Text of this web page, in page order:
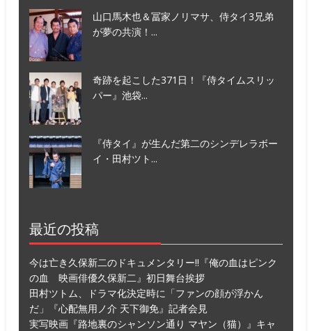
山口馬木也＆冨家ノリマサ、侍タイ3兄弟
が夢の共演！...
奇跡を起こした371日！『侍タイムスリッ
パー』池袋...
『侍タイ』が生んだ第二のシンデレラボー
イ・田村ツト...
最近の投稿
今は亡き久保新二のドキュメンタリー!!『俺の血はピンク
の血 映画俳優久保新二』初日舞台挨拶
田村ツトム、ドラマ化決定時に「ファンの顔が浮かん
だ」『心配無用ノ介 天下御免』記者会見
実写映画『路地裏のシャンソン通り マヤン（猫）』キャ